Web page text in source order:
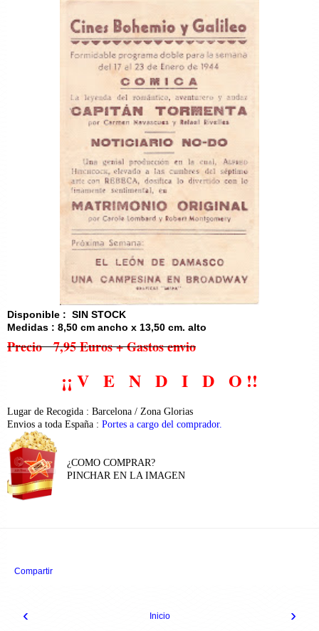
Disponible : SIN STOCK
Medidas : 8,50 cm ancho x 13,50 cm. alto
Precio 7,95 Euros+ Gastos envio
¡¡ V E N D I D O !!
Lugar de Recogida : Barcelona / Zona Glorias
Envios a toda España : Portes a cargo del comprador.
¿COMO COMPRAR?
PINCHAR EN LA IMAGEN
Compartir
‹ ›
Inicio